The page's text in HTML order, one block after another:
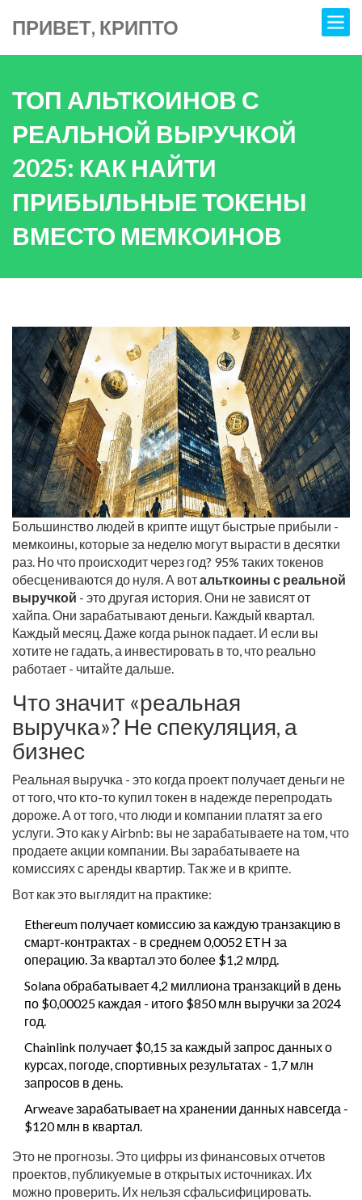
ПРИВЕТ, КРИПТО
ТОП АЛЬТКОИНОВ С
РЕАЛЬНОЙ ВЫРУЧКОЙ
2025: КАК НАЙТИ
ПРИБЫЛЬНЫЕ ТОКЕНЫ
ВМЕСТО МЕМКОИНОВ
Большинство людей в крипте ищут быстрые прибыли -
мемкоины, которые за неделю могут вырасти в десятки
раз. Но что происходит через год? 95% таких токенов
обесцениваются до нуля. А вотальткоины с реальной
выручкой - это другая история. Они не зависят от
хайпа. Они зарабатывают деньги. Каждый квартал.
Каждый месяц. Даже когда рынок падает. И если вы
хотите не гадать, а инвестировать в то, что реально
работает - читайте дальше.
Что значит «реальная
выручка»? Не спекуляция, а
бизнес
Реальная выручка - это когда проект получает деньги не
от того, что кто-то купил токен в надежде перепродать
дороже. А от того, что люди и компании платят за его
услуги. Это как у Airbnb: вы не зарабатываете на том, что
продаете акции компании. Вы зарабатываете на
комиссиях с аренды квартир. Так же и в крипте.
Вот как это выглядит на практике:
Ethereum получает комиссию за каждую транзакцию в
смарт-контрактах - в среднем 0,0052 ETH за
операцию. За квартал это более $1,2 млрд.
Solana обрабатывает 4,2 миллиона транзакций в день
по $0,00025 каждая - итого $850 млн выручки за 2024
год.
Chainlink получает $0,15 за каждый запрос данных о
курсах, погоде, спортивных результатах - 1,7 млн
запросов в день.
Arweave зарабатывает на хранении данных навсегда -
$120 млн в квартал.
Это не прогнозы. Это цифры из финансовых отчетов
проектов, публикуемые в открытых источниках. Их
можно проверить. Их нельзя сфальсифицировать.